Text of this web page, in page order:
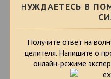
НУЖДАЕТЕСЬ В
Получите ответ на
целителя. Напишите о
онлайн-режиме